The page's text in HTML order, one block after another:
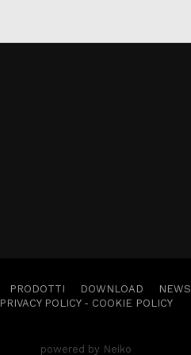
PRODOTTI DOWNLOAD NEWS
PRIVACY POLICY- COOKIE POLICY
powered by Neiko